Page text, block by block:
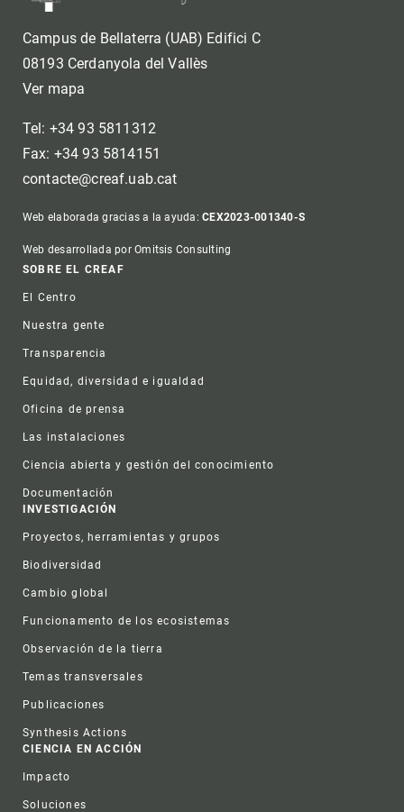
Campus de Bellaterra (UAB) Edifici C
08193 Cerdanyola del Vallès
Ver mapa
Tel: +34 93 5811312
Fax: +34 93 5814151
contacte@creaf.uab.cat
Web elaborada gracias a la ayuda:CEX2023-001340-S
Web desarrollada por Omitsis Consulting
Footer
SOBRE EL CREAF
El Centro
Nuestra gente
Transparencia
Equidad, diversidad e igualdad
Oficina de prensa
Las instalaciones
Ciencia abierta y gestión del conocimiento
Documentación
INVESTIGACIÓN
Proyectos, herramientas y grupos
Biodiversidad
Cambio global
Funcionamento de los ecosistemas
Observación de la tierra
Temas transversales
Publicaciones
Synthesis Actions
CIENCIA EN ACCIÓN
Impacto
Soluciones